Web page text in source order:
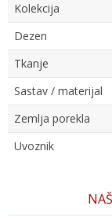
Kolekcija
Dezen
Tkanje
Sastav / materijal
Zemlja porekla
Uvoznik